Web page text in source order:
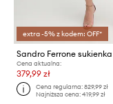
extra -5% z kodem: OFF*
Sandro Ferrone sukienka
Cena aktualna:
379,99 zł
Cena regularna:829,99 zł
Najniższa cena:419,99 zł